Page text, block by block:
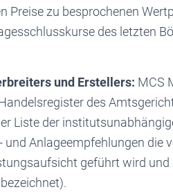
Preise zu besprochenen
des letzten
und Erstellers: MCS
des
Liste der
und Anlageempfehlungen die
geführt wird
bezeichnet).